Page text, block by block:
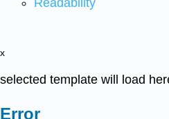
Readability
x
selected template will load
Error